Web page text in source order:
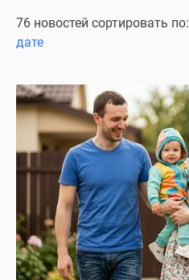
Специальные
предложения
Продавцы
застройщики
Панорамы
новостроек
Видеообзор
новостроек
Экспертиза
новостроек
Экология
76 новостей сортировать по:
дате